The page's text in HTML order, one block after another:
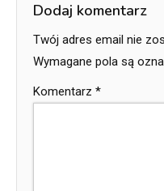
Dodaj komentarz
Twój adres email nie
Wymagane pola są
Komentarz *